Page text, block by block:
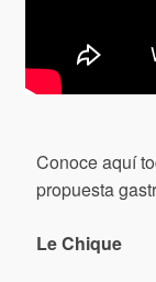
Conoce aquí
propuesta
Le Chique